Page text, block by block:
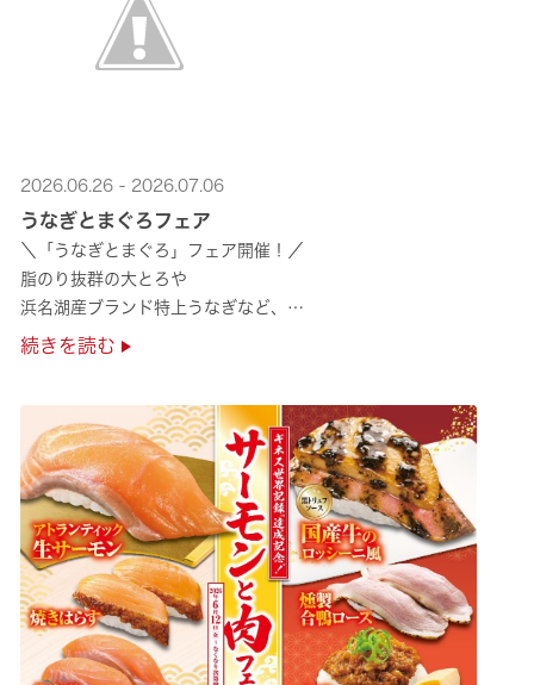
2026.06.26 - 2026.07.06
うなぎとまぐろフェア
＼「うなぎとまぐろ」フェア開催！／
脂のり抜群の大とろや
浜名湖産ブランド特上うなぎなど、
夏のスタミナ補給にぴったりのメニューが勢揃い✨
続きを読む